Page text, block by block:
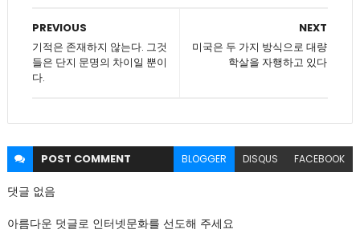
NEXT
미국은 두 가지 방식으로 대량
학살을 자행하고 있다
PREVIOUS
기적은 존재하지 않는다. 그것
들은 단지 문명의 차이일 뿐이
다.
POST COMMENT BLOGGER DISQUS FACEBOOK
댓글 없음
아름다운 덧글로 인터넷문화를 선도해 주세요